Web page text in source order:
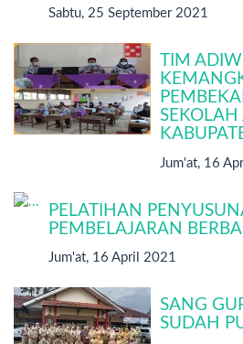
Sabtu, 25 September 2021
TIM
Jum'at, 16
PELATIHAN
PEMBELAJARAN
Jum'at, 16 April 2021
SANG
SUDAH